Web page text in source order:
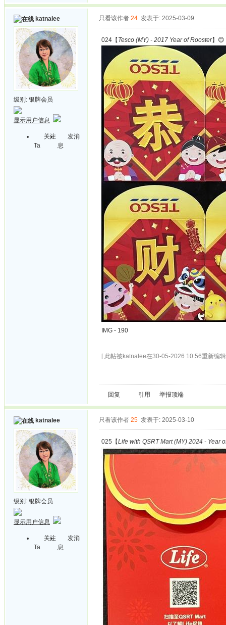
katnalee
级别: 银牌会员
显示用户信息
关注
Ta
发消
息
只看该作者 24 发表于: 2025-03-09
024【 Tesco (MY) - 2017 Year of Rooster】😊
IMG - 190
[ 此帖被katnalee在30-05-2026 10:56重新编
回复 引用 举报顶端
katnalee
级别: 银牌会员
显示用户信息
关注
Ta
发消
息
只看该作者 25 发表于: 2025-03-10
025【Life with QSRT Mart (MY) 2024 - Year